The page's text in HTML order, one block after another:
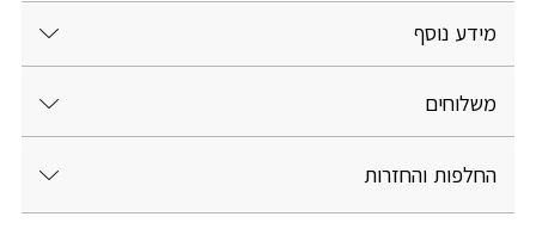
מידע נוסף
משלוחים
החלפות והחזרות